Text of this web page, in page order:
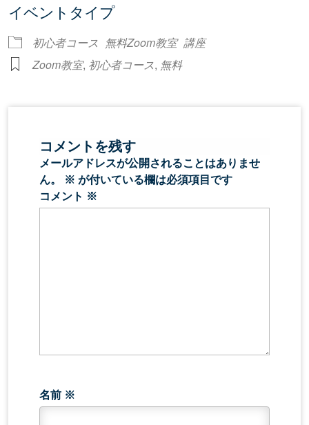
イベントタイプ
初心者コース 無料Zoom教室 講座
Zoom教室, 初心者コース, 無料
コメントを残す
メールアドレスが公開されることはありませ
ん。
※ が付いている欄は必須項目です
コメント ※
名前 ※